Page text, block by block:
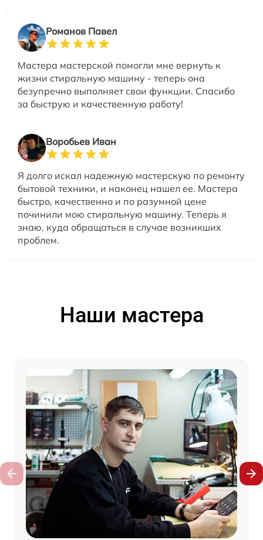
Романов Павел
Мастера мастерской помогли мне вернуть к
жизни стиральную машину - теперь она
безупречно выполняет свои функции. Спасибо
за быструю и качественную работу!
Воробьев Иван
Я долго искал надежную мастерскую по ремонту
бытовой техники, и наконец нашел ее. Мастера
быстро, качественно и по разумной цене
починили мою стиральную машину. Теперь я
знаю, куда обращаться в случае возникших
проблем.
Наши мастера